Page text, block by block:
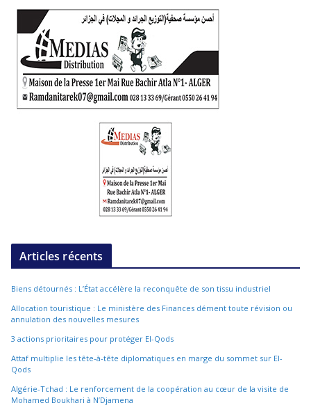
Articles récents
Biens détournés : L’État accélère la reconquête de son tissu industriel
Allocation touristique : Le ministère des Finances dément toute révision ou
annulation des nouvelles mesures
3 actions prioritaires pour protéger El-Qods
Attaf multiplie les tête-à-tête diplomatiques en marge du sommet sur El-
Qods
Algérie-Tchad : Le renforcement de la coopération au cœur de la visite de
Mohamed Boukhari à N’Djamena